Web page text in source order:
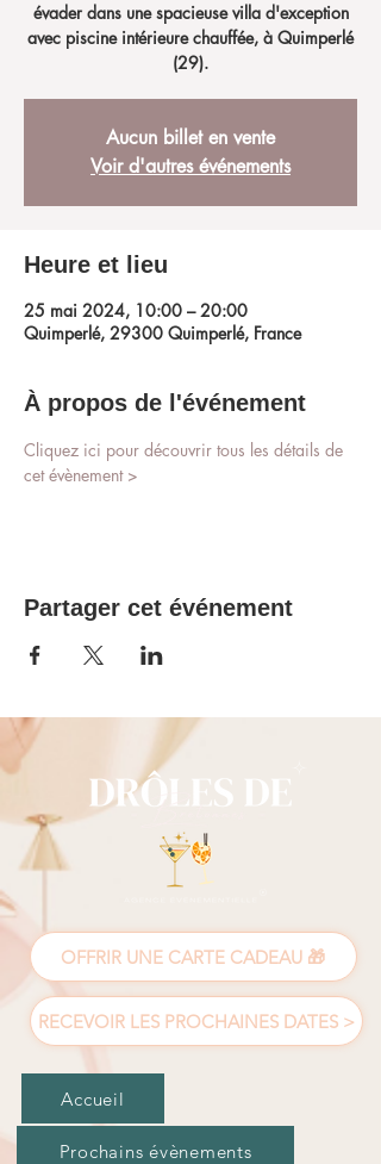
évader dans une spacieuse villa d'exception
avec piscine intérieure chauffée, à Quimperlé
(29).
Aucun billet en vente
Voir d'autres événements
Heure et lieu
25 mai 2024, 10:00 – 20:00
Quimperlé, 29300 Quimperlé, France
À propos de l'événement
Cliquez ici pour découvrir tous les détails de
cet évènement >
Partager cet événement
OFFRIR UNE CARTE CADEAU 🎁
RECEVOIR LES PROCHAINES DATES >
Accueil
Prochains évènements